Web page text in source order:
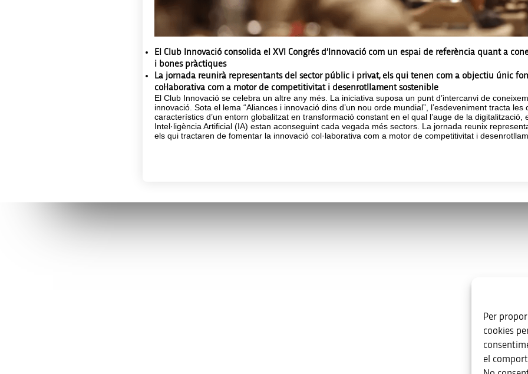
Per
cookies
el
El Club Innovació consolida el XVI Congrés d’Innovació com un espai de referència quant a
i bones pràctiques
La jornada reunirà representants del sector públic i privat, els qui tenen com a objectiu únic
col·laborativa com a motor de competitivitat i desenrotllament sostenible
El Club Innovació se celebra un altre any més. La iniciativa suposa un punt d’intercanvi de
innovació. Sota el lema “Aliances i innovació dins d’un nou orde mundial”, l’esdeveniment tracta
característics d’un entorn globalitzat en transformació constant en el qual l’auge de la digitalització,
Intel·ligència Artificial (IA) estan aconseguint cada vegada més sectors. La jornada reunix
els qui tractaren de fomentar la innovació col·laborativa com a motor de competitivitat i
Més organismes de suport a la